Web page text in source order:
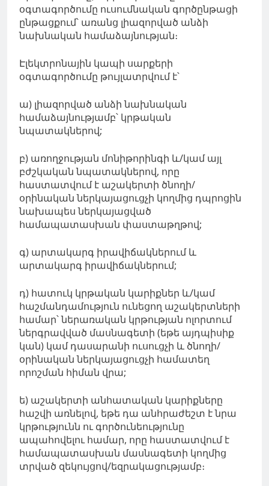
օգտագործումը ուսումնական գործընթացի
ընթացքում՝ առանց լիազորված անձի
նախնական համաձայնության։
Էլեկտրոնային կապի սարքերի
օգտագործումը թույլատրվում է՝
ա) լիազորված անձի նախնական
համաձայնությամբ՝ կրթական
նպատակներով;
բ) առողջության մոնիթորինգի և/կամ այլ
բժշկական նպատակներով, որը
հաստատվում է աշակերտի ծնողի/
օրինական ներկայացուցչի կողմից դպրոցին
նախապես ներկայացված
համապատասխան փաստաթղթով;
գ) արտակարգ իրավիճակներում և
արտակարգ իրավիճակներում;
դ) հատուկ կրթական կարիքներ և/կամ
հաշմանդամություն ունեցող աշակերտների
համար՝ ներառական կրթության ոլորտում
ներգրավված մասնագետի (եթե այդպիսիք
կան) կամ դասարանի ուսուցչի և ծնողի/
օրինական ներկայացուցչի համատեղ
որոշման հիման վրա;
ե) աշակերտի անհատական ​​կարիքները
հաշվի առնելով, եթե դա անհրաժեշտ է նրա
կրթությունն ու գործունեությունը
ապահովելու համար, որը հաստատվում է
համապատասխան մասնագետի կողմից
տրված զեկույցով/եզրակացությամբ։